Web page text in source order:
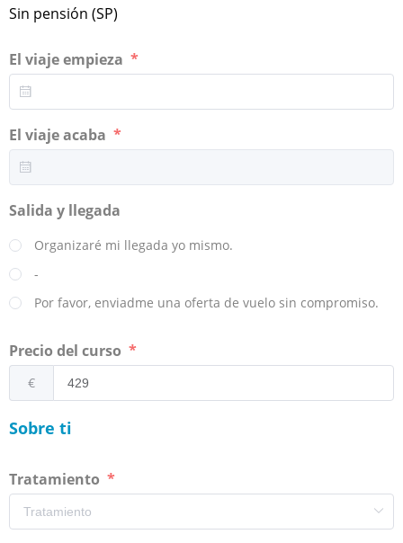
Sin pensión (SP)
El viaje empieza
El viaje acaba
Salida y llegada
Organizaré mi llegada yo mismo.
-
Por favor, enviadme una oferta de vuelo sin compromiso.
Precio del curso
€
Sobre ti
Tratamiento